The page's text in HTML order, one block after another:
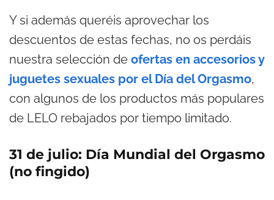
Y si además queréis aprovechar los
descuentos de estas fechas, no os perdáis
nuestra selección de ofertas en accesorios y
juguetes sexuales por el Día del Orgasmo,
con algunos de los productos más populares
de LELO rebajados por tiempo limitado.
31 de julio: Día Mundial del Orgasmo
(no fingido)